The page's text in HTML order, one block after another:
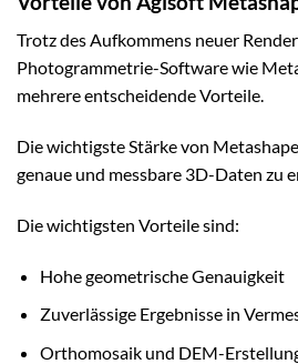
Trotz des Aufkommens neuer
Photogrammetrie-Software wie
mehrere entscheidende Vorteile.
Die wichtigste Stärke von
genaue und messbare 3D-Daten zu
Die wichtigsten Vorteile sind:
Hohe geometrische Genauigkeit
Zuverlässige Ergebnisse in
Orthomosaik und DEM-